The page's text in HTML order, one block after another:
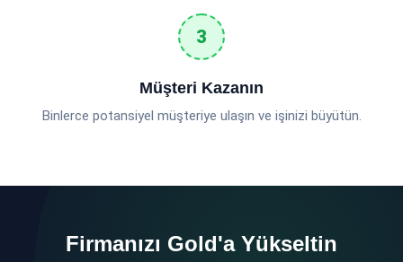
Müşteri Kazanın
Binlerce potansiyel müşteriye ulaşın ve işinizi büyütün.
Firmanızı Gold'a Yükseltin